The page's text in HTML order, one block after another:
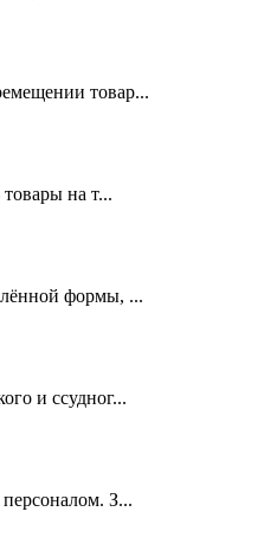
товар...
на т...
формы, ...
и ссудног...
З...